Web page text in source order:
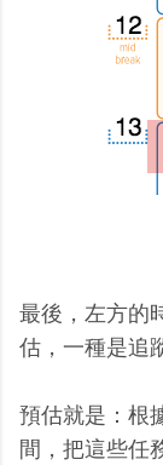
最後，左方的
估，一種是追
預估就是：根
間，把這些任